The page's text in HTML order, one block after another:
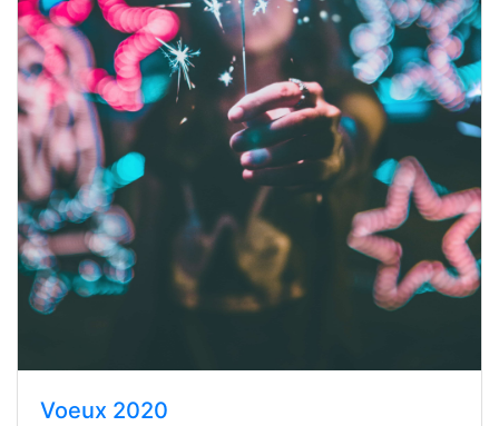
Voeux 2020